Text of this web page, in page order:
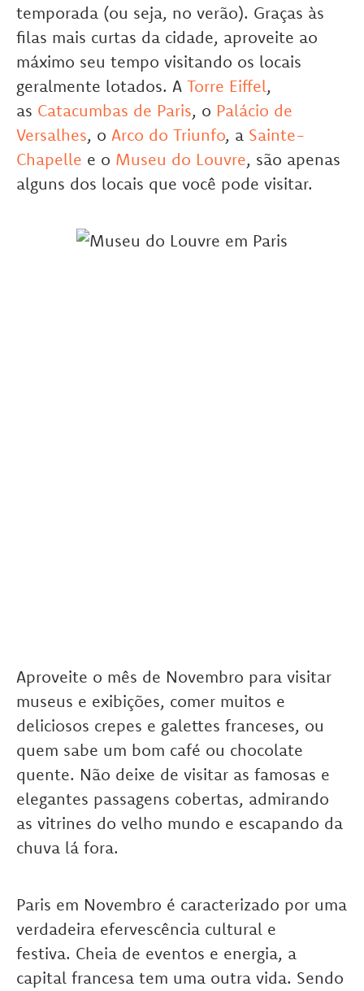
temporada (ou seja, no verão). Graças às
filas mais curtas da cidade, aproveite ao
máximo seu tempo visitando os locais
geralmente lotados. A Torre Eiffel,
as Catacumbas de Paris, o Palácio de
Versalhes, o Arco do Triunfo, a Sainte-
Chapelle e o Museu do Louvre, são apenas
alguns dos locais que você pode visitar.
Aproveite o mês de Novembro para visitar
museus e exibições, comer muitos e
deliciosos crepes e galettes franceses, ou
quem sabe um bom café ou chocolate
quente. Não deixe de visitar as famosas e
elegantes passagens cobertas, admirando
as vitrines do velho mundo e escapando da
chuva lá fora.
Paris em Novembro é caracterizado por uma
verdadeira efervescência cultural e
festiva. Cheia de eventos e energia, a
capital francesa tem uma outra vida. Sendo